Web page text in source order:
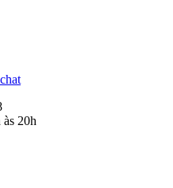
20h